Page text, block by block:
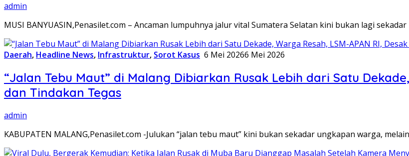
admin
MUSI BANYUASIN,Penasilet.com – Ancaman lumpuhnya jalur vital Sumatera Selatan kini bukan lagi
Daerah, Headline News, Infrastruktur, Sorot Kasus 6 Mei 20266 Mei 2026
“Jalan Tebu Maut” di Malang Dibiarkan Rusak Lebih dari Satu
dan Tindakan Tegas
admin
KABUPATEN MALANG,Penasilet.com -Julukan “jalan tebu maut” kini bukan sekadar ungkapan warga,